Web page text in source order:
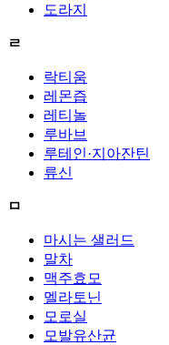
도라지
ㄹ
락티움
레몬즙
레티놀
루바브
루테인·지아잔틴
류신
ㅁ
마시는 샐러드
말차
맥주효모
멜라토닌
모로실
모발유산균